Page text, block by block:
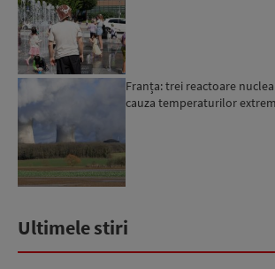
Franța: trei reactoare
cauza temperaturilor
Ultimele stiri